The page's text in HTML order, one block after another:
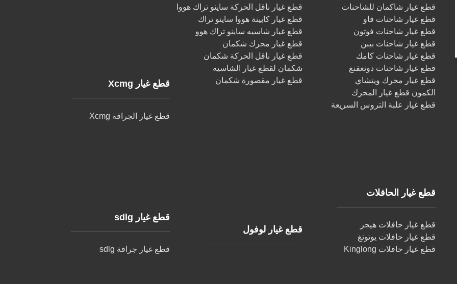
قطع غيار Xcmg
قطع غيار الجرافة Xcmg
قطع غيار sdlg
قطع غيار جرافة sdlg
قطع غيار ناقل الحركة ساينو تراك هووا
قطع غيار كابينة هووا ساينو تراك
قطع غيار شاسيه ساينو تراك هوو
قطع غيار محرك شكمان
قطع غيار ناقل الحركة شكمان
شكمان لقطع غيار الشاسيه
قطع غيار مقصورة شكمان
قطع غيار لوفول
قطع غيار شاكمان للشاحنات
قطع غيار شاحنات فاو
قطع غيار شاحنات فوتون
قطع غيار شاحنات بيبن
قطع غيار شاحنات كامك
قطع غيار شاحنات دونغفنغ
قطع غيار محرك ويتشاي
الكمون قطع غيار المحرك
قطع غيار علبة التروس السريعة
قطع غيار الحافلات
قطع غيار حافلات هيجر
قطع غيار حافلات يوتونغ
قطع غيار حافلات Kinglong